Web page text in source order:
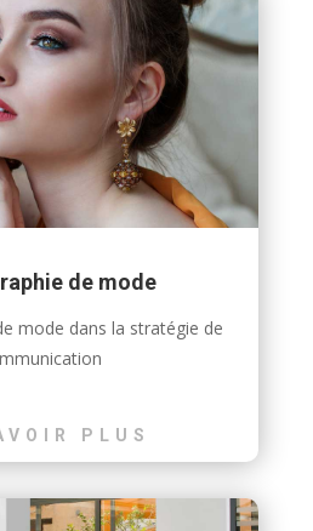
de mode
mode dans la stratégie de
PLUS